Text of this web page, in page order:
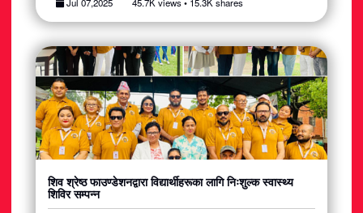
शिव श्रेष्ठ फाउण्डेशनद्वारा विद्यार्थीहरूका लागि निःशुल्क स्वास्थ्य
शिविर सम्पन्न